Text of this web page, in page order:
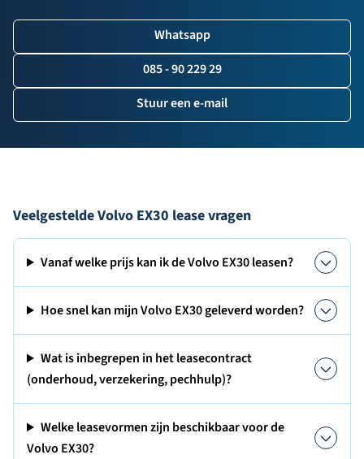
Whatsapp
085 - 90 229 29
Stuur een e-mail
Veelgestelde Volvo EX30 lease vragen
Vanaf welke prijs kan ik de Volvo EX30 leasen?
Hoe snel kan mijn Volvo EX30 geleverd worden?
Wat is inbegrepen in het leasecontract
(onderhoud, verzekering, pechhulp)?
Welke leasevormen zijn beschikbaar voor de
Volvo EX30?